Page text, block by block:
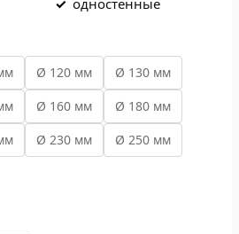
✓ одностенные
Ø 120 мм
Ø 130 мм
Ø 160 мм
Ø 180 мм
Ø 230 мм
Ø 250 мм